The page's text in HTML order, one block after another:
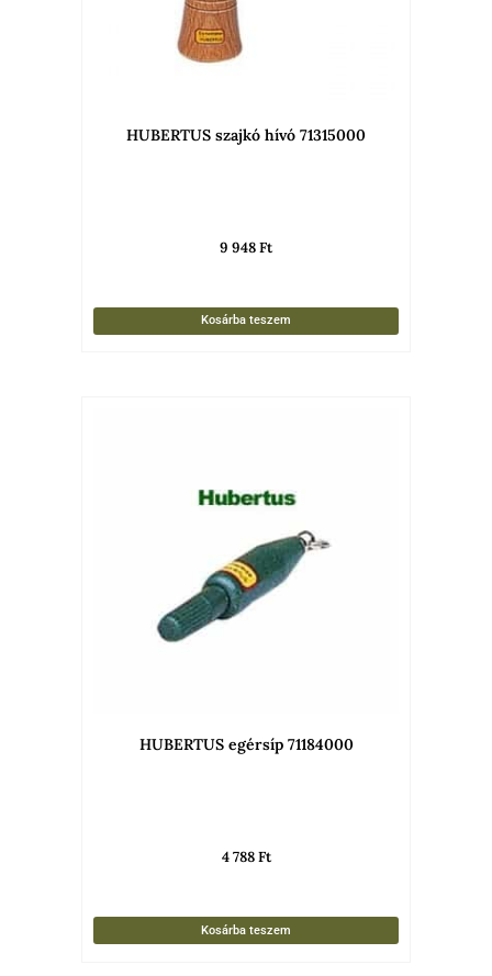
HUBERTUS szajkó hívó 71315000
9 948Ft
Kosárba teszem
HUBERTUS egérsíp 71184000
4 788Ft
Kosárba teszem